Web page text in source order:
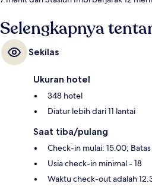
Selengkapnya
Sekilas
Ukuran hotel
348 hotel
Diatur lebih dari 11 lantai
Saat tiba/pulang
Check-in mulai: 15.00;
Usia check-in minimal - 18
Waktu check-out adalah